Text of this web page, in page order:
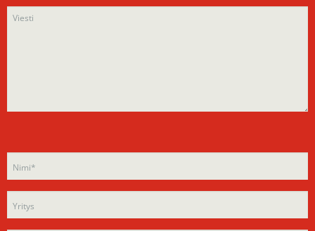
leave
this
empty.
Please
leave
this
field
empty.